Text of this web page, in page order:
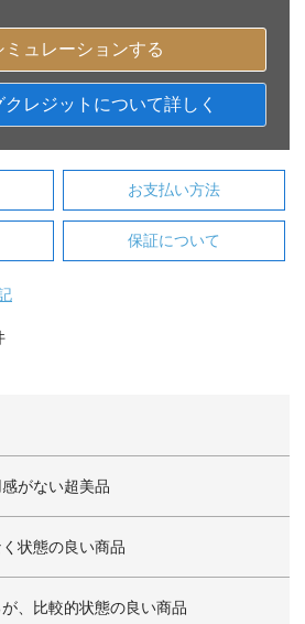
ミュレーションする
レジットについて詳しく
お支払い方法
保証について
がない超美品
状態の良い商品
、比較的状態の良い商品